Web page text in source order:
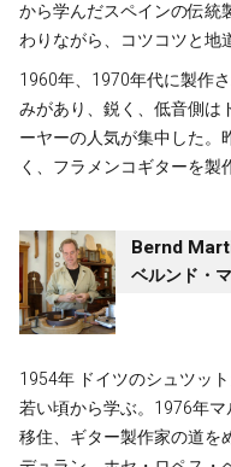
から学んだスペインの伝統
わりながら、コツコツと地
1960年、1970年代に製作
みがあり、鋭く、低音側は
ーヤーの人気が集中した。
く、フラメンコギターを製
Bernd
ベルンド・
1954年 ドイツのシュツッ
若い頃から学ぶ。1976年
移住、ギター製作家の道を